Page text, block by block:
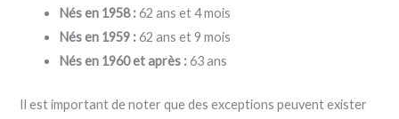
Nés en 1958 :62 ans et 4 mois
Nés en 1959 :62 ans et 9 mois
Nés en 1960 et après :63 ans
Il est important de noter que des exceptions peuvent exister